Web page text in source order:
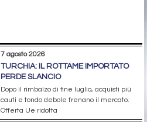
7 agosto 2026
TURCHIA: IL ROTTAME IMPORTATO
PERDE SLANCIO
Dopo il rimbalzo di fine luglio, acquisti più
cauti e tondo debole frenano il mercato.
Offerta Ue ridotta